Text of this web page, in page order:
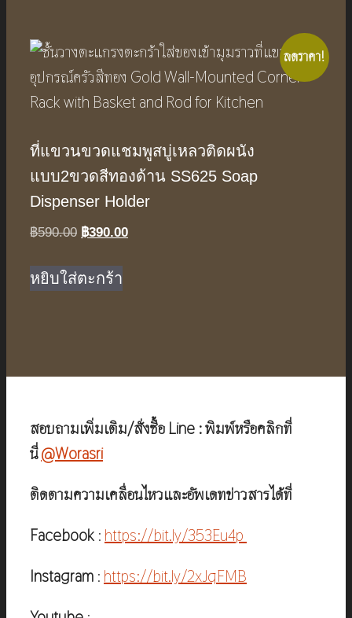
ลดราคา!
ที่แขวนขวดแชมพูสบู่เหลวติดผนัง
แบบ2ขวดสีทองด้าน SS625 Soap
Dispenser Holder
฿590.00 Original
was:
฿590.00.
฿390.00Current
หยิบใส่ตะกร้า
สอบถามเพิ่มเติม/สั่งซื้อ Line : พิมพ์หรือคลิกที่
นี่@Worasri
ติดตามความเคลื่อนไหวและอัพเดทข่าวสารได้ที่
Facebook : https://bit.ly/353Eu4p
Instagram : https://bit.ly/2xJqFMB